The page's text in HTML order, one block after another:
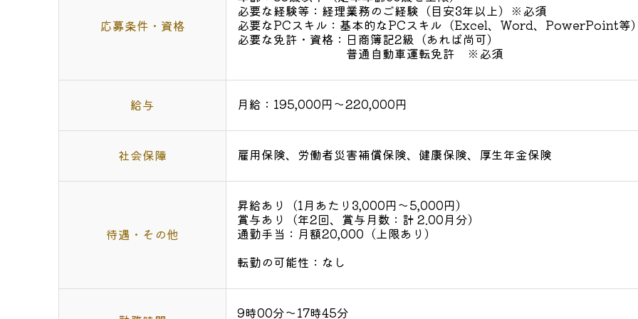
応募条件・資格
必要な経験等：経理業務のご経験（目安3年以上）※必須
必要なPCスキル：基本的なPCスキル（Excel、Word、PowerPoint等
必要な免許・資格：日商簿記2級（あれば尚可）
普通自動車運転免許 ※必須
給与 月給：195,000円～220,000円
社会保障 雇用保険、労働者災害補償保険、健康保険、厚生年金保険
待遇・その他
昇給あり（1月あたり3,000円～5,000円）
賞与あり（年2回、賞与月数：計 2.00月分）
通勤手当：月額20,000（上限あり）
転勤の可能性：なし
9時00分～17時45分